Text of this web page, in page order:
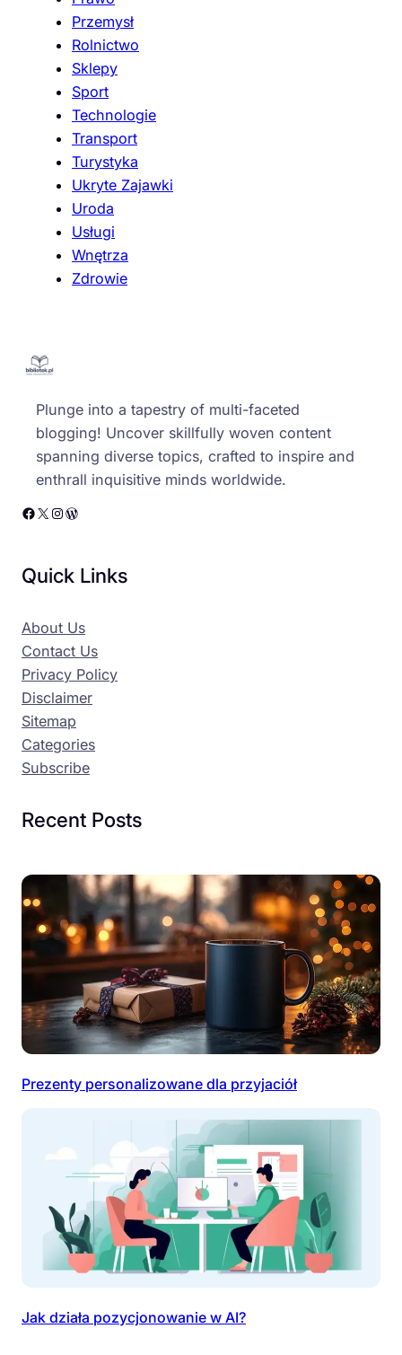
Przemysł
Rolnictwo
Sklepy
Sport
Technologie
Transport
Turystyka
Ukryte Zajawki
Uroda
Usługi
Wnętrza
Zdrowie
Plunge into a tapestry of multi-faceted
blogging! Uncover skillfully woven content
spanning diverse topics, crafted to inspire and
enthrall inquisitive minds worldwide.
Facebook X Instagram WordPress
Quick Links
About Us
Contact Us
Privacy Policy
Disclaimer
Sitemap
Categories
Subscribe
Recent Posts
Prezenty personalizowane dla przyjaciół
Jak działa pozycjonowanie w AI?